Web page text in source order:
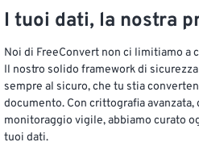
I tuoi dati, la nostra
Noi di FreeConvert non ci limitiamo a
Il nostro solido framework di
sempre al sicuro, che tu stia
documento. Con crittografia avanzata,
monitoraggio vigile, abbiamo curato
tuoi dati.